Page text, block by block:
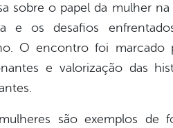
sobre o papel da mulher na
e os desafios
O encontro foi marcado
e valorização das
mulheres são exemplos de